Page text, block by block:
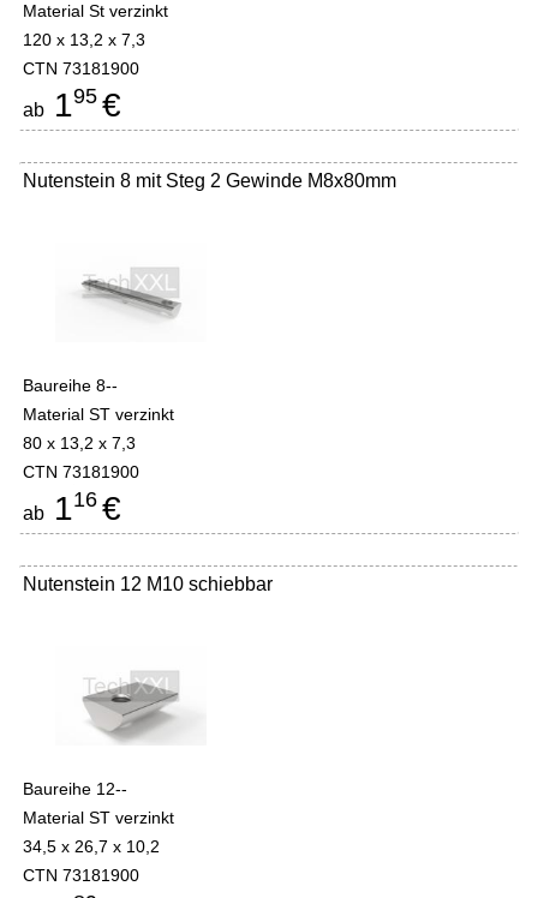
Material St verzinkt
120 x 13,2 x 7,3
CTN 73181900
ab 195 €
Nutenstein 8 mit Steg 2 Gewinde M8x80mm
Baureihe 8--
Material ST verzinkt
80 x 13,2 x 7,3
CTN 73181900
ab 116 €
Nutenstein 12 M10 schiebbar
Baureihe 12--
Material ST verzinkt
34,5 x 26,7 x 10,2
CTN 73181900